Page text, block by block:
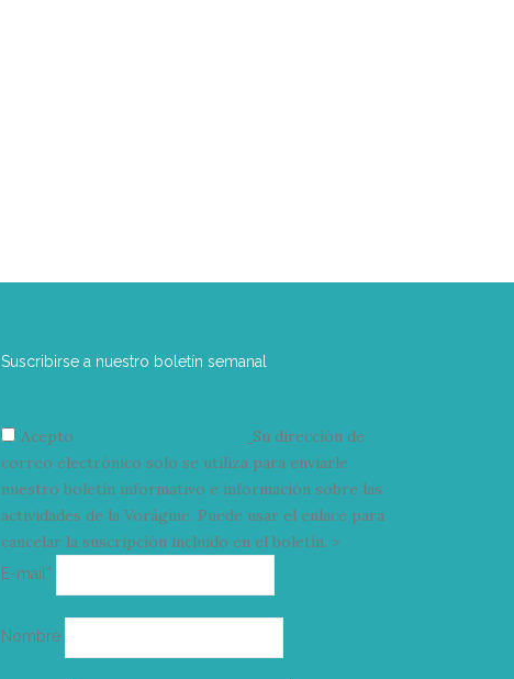
Suscribirse a nuestro boletín semanal
Acepto
Su dirección de
correo electrónico solo se utiliza para enviarle
nuestro boletín informativo e información sobre las
actividades de la Vorágine. Puede usar el enlace para
cancelar la suscripción incluido en el boletín. >
E-mail*
electrónico
Nombre